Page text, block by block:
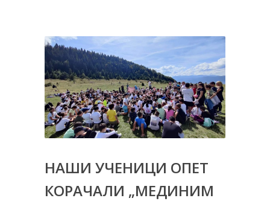
НАШИ УЧЕНИЦИ ОПЕТ
КОРАЧАЛИ „МЕДИНИМ